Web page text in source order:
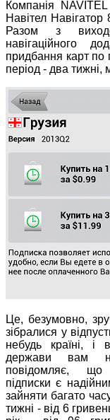
Компанія
Навітел
Разом з
навігаційного
придбання карт по
період - два тижні,
Це, безумовно,
зібралися у
небудь країні, і
держави вам
повідомляє,
підписки є
зайняти багато
тижні - від 6